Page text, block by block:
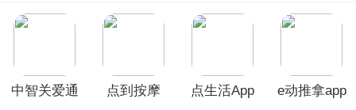
中智关爱通
点到按摩
点生活App e动推拿app